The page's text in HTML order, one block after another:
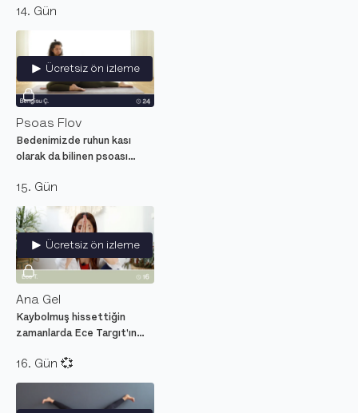
seansı.
14. Gün
Ücretsiz ön izleme
Psoas Flov
Bedenimizde ruhun kası
olarak da bilinen psoası
gelecek, başlangıç seviyesi
ve yumuşak yoga
hareketleri.
15. Gün
Ücretsiz ön izleme
Ana Gel
Kaybolmuş hissettiğin
zamanlarda Ece Targıt'ın
hatırlamak sakinleştirecek
ve seni şimdiye getirecek
meditasyon.
16. Gün 💞